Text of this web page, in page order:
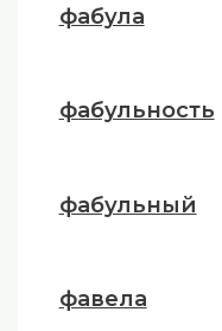
фабула
фабульность
фабульный
фавела